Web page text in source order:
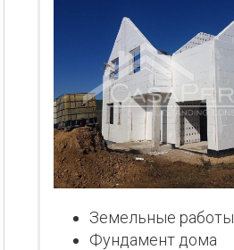
Земельные работы
Фундамент дома